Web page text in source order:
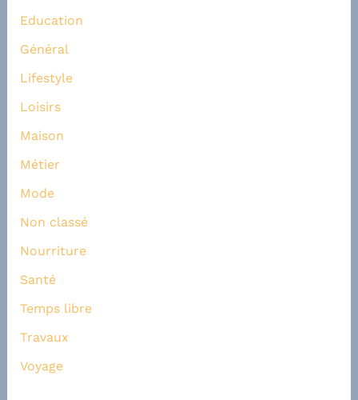
Education
Général
Lifestyle
Loisirs
Maison
Métier
Mode
Non classé
Nourriture
Santé
Temps libre
Travaux
Voyage